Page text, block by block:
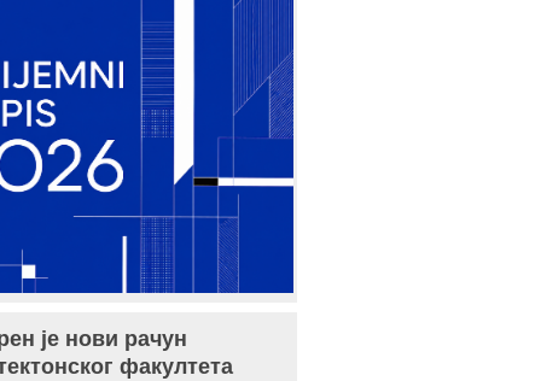
је нови рачун
факултета